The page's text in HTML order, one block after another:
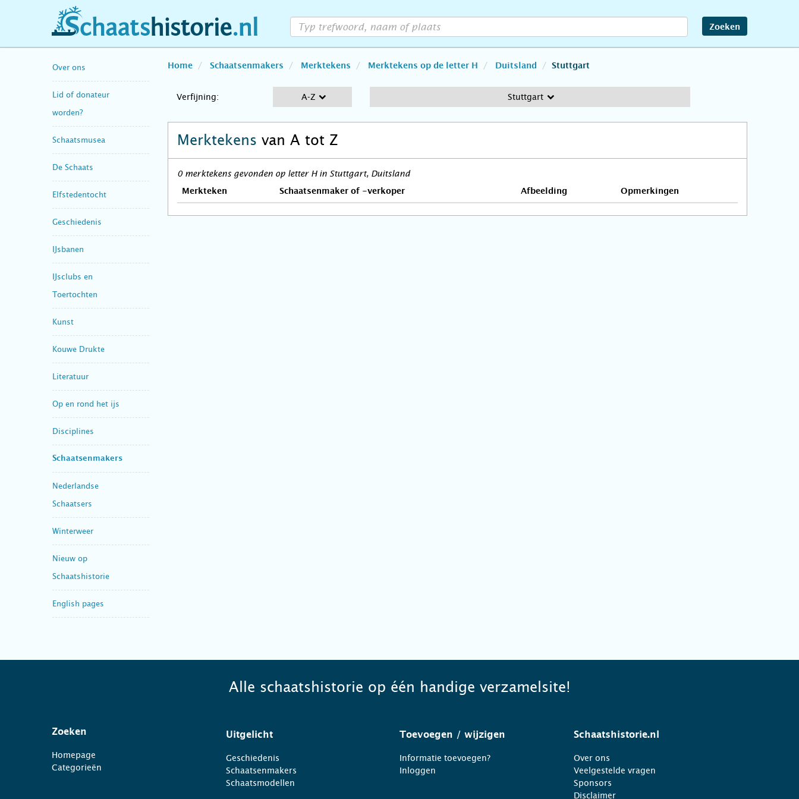
schaatshistorie.nl Zoeken
Over ons
Lid of donateur
worden?
Schaatsmusea
De Schaats
Elfstedentocht
Geschiedenis
IJsbanen
IJsclubs en
Toertochten
Kunst
Kouwe Drukte
Literatuur
Op en rond het ijs
Disciplines
Schaatsenmakers
Nederlandse
Schaatsers
Winterweer
Nieuw op
Schaatshistorie
English pages
Home Schaatsenmakers Merktekens Merktekens op de letter H Duitsland Stuttgart
Verfijning: A-Z Stuttgart
Merktekens van A tot Z
0 merktekens gevonden op letter H in Stuttgart, Duitsland
Merkteken Schaatsenmaker of -verkoper Afbeelding Opmerkingen
Alle schaatshistorie op één handige verzamelsite!
Zoeken
Homepage
Categorieën
Uitgelicht
Geschiedenis
Schaatsenmakers
Schaatsmodellen
Toevoegen / wijzigen
Informatie toevoegen?
Inloggen
Schaatshistorie.nl
Over ons
Veelgestelde vragen
Sponsors
Disclaimer